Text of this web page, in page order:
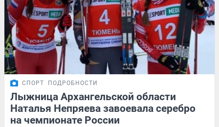
СПОРТ ПОДРОБНОСТИ
Лыжница Архангельской области
Наталья Непряева завоевала серебро
на чемпионате России